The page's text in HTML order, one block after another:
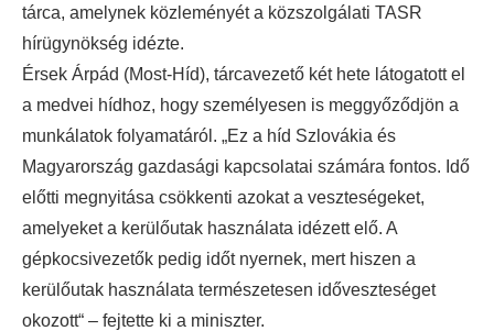
tárca, amelynek közleményét a közszolgálati TASR
hírügynökség idézte.
Érsek Árpád (Most-Híd), tárcavezető két hete látogatott el
a medvei hídhoz, hogy személyesen is meggyőződjön a
munkálatok folyamatáról. „Ez a híd Szlovákia és
Magyarország gazdasági kapcsolatai számára fontos. Idő
előtti megnyitása csökkenti azokat a veszteségeket,
amelyeket a kerülőutak használata idézett elő. A
gépkocsivezetők pedig időt nyernek, mert hiszen a
kerülőutak használata természetesen időveszteséget
okozott“ – fejtette ki a miniszter.